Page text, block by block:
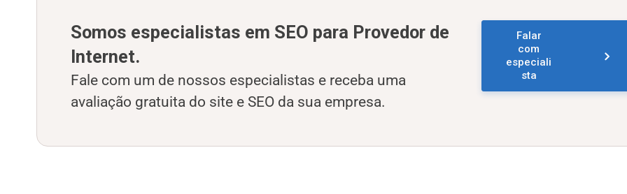
Somos especialistas em SEO para Provedor de
Internet.
Fale com um de nossos especialistas e receba uma
avaliação gratuita do site e SEO da sua empresa.
Falar
com
especiali
sta